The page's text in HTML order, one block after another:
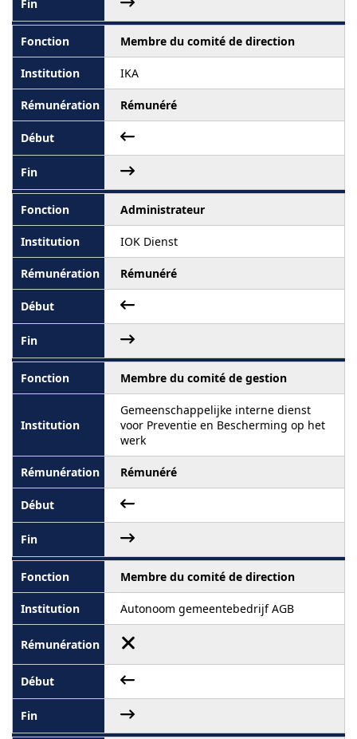
Membre du comité de direction
IKA
Rémunéré
Administrateur
IOK Dienst
Rémunéré
Membre du comité de gestion
Gemeenschappelijke interne dienst
voor Preventie en Bescherming op het
werk
Rémunéré
Membre du comité de direction
Autonoom gemeentebedrijf AGB